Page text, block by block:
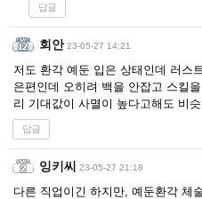
답글
회안 23-05-27 14:21
저도 환각 예둔 입은 상태인데 러스
은편인데 오히려 백을 안잡고 스킬
리 기대값이 사멸이 높다고해도 비
답글
잉키씨 23-05-27 21:18
다른 직업이긴 하지만, 예둔환각 체